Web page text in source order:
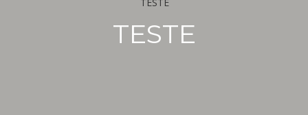
TESTE